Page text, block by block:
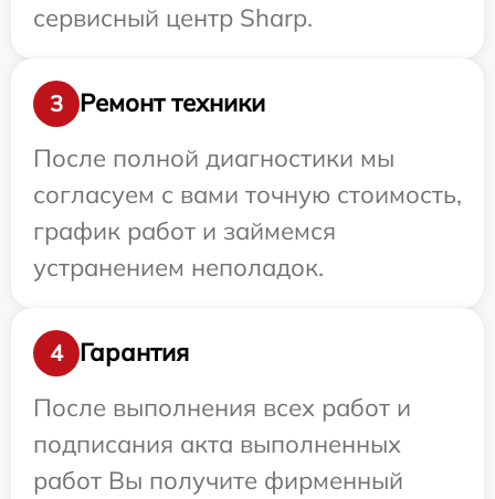
сервисный центр Sharp.
3
Ремонт техники
После полной диагностики мы
согласуем с вами точную стоимость,
график работ и займемся
устранением неполадок.
4
Гарантия
После выполнения всех работ и
подписания акта выполненных
работ Вы получите фирменный